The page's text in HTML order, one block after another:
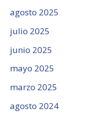
agosto 2025
julio 2025
junio 2025
mayo 2025
marzo 2025
agosto 2024